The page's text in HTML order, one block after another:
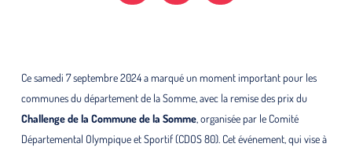
Ce samedi 7 septembre 2024 a marqué un moment important pour les
communes du département de la Somme, avec la remise des prix du
Challenge de la Commune de la Somme, organisée par le Comité
Départemental Olympique et Sportif (CDOS 80). Cet événement, qui vise à